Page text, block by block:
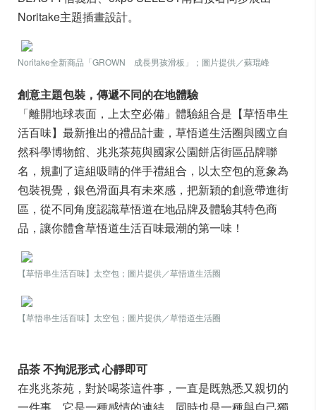
Noritake主題插畫設計。
Noritake全新商品「GROWN 成長男孩滑板」；圖片提供／蘇琨峰
創意主題包裝，傳遞不同的在地體驗
「離開地球表面，上太空必備」體驗組合是【草悟串生
活百味】最新推出的禮品計畫，草悟道生活圈與國立自
然科學博物館、兆兆茶苑與國家公園餅店街區品牌聯
名，規劃了這組吸睛的伴手禮組合，以太空包的意象為
包裝視覺，銀色滑面具有未來感，把新穎的創意帶進街
區，從不同角度認識草悟道在地品牌及體驗其特色商
品，讓你體會草悟道生活百味最潮的第一味！
【草悟串生活百味】太空包；圖片提供／草悟道生活圈
【草悟串生活百味】太空包；圖片提供／草悟道生活圈
品茶 不拘泥形式 心靜即可
在兆兆茶苑，對於喝茶這件事，一直是既熟悉又親切的